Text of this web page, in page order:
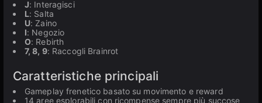
J: Interagisci
L: Salta
U: Zaino
I: Negozio
O: Rebirth
7, 8, 9: Raccogli Brainrot
Caratteristiche principali
Gameplay frenetico basato su movimento e reward
14 aree esplorabili con ricompense sempre più succose